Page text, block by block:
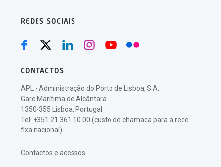
REDES SOCIAIS
CONTACTOS
APL - Administração do Porto de Lisboa, S.A.
Gare Marítima de Alcântara
1350-355 Lisboa, Portugal
Tel: +351 21 361 10 00 (custo de chamada para a rede
fixa nacional)
Contactos e acessos